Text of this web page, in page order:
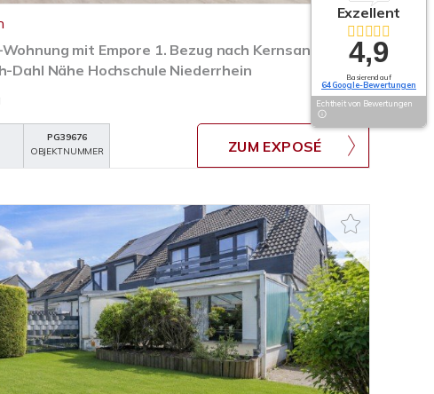
mit Empore 1. Bezug nach Kernsanierung
Dahl Nähe Hochschule Niederrhein
PG39676
OBJEKTNUMMER
ZUM EXPOSÉ
Exzellent
4,9
Basierend auf
64 Google-Bewertungen
Echtheit von Bewertungen